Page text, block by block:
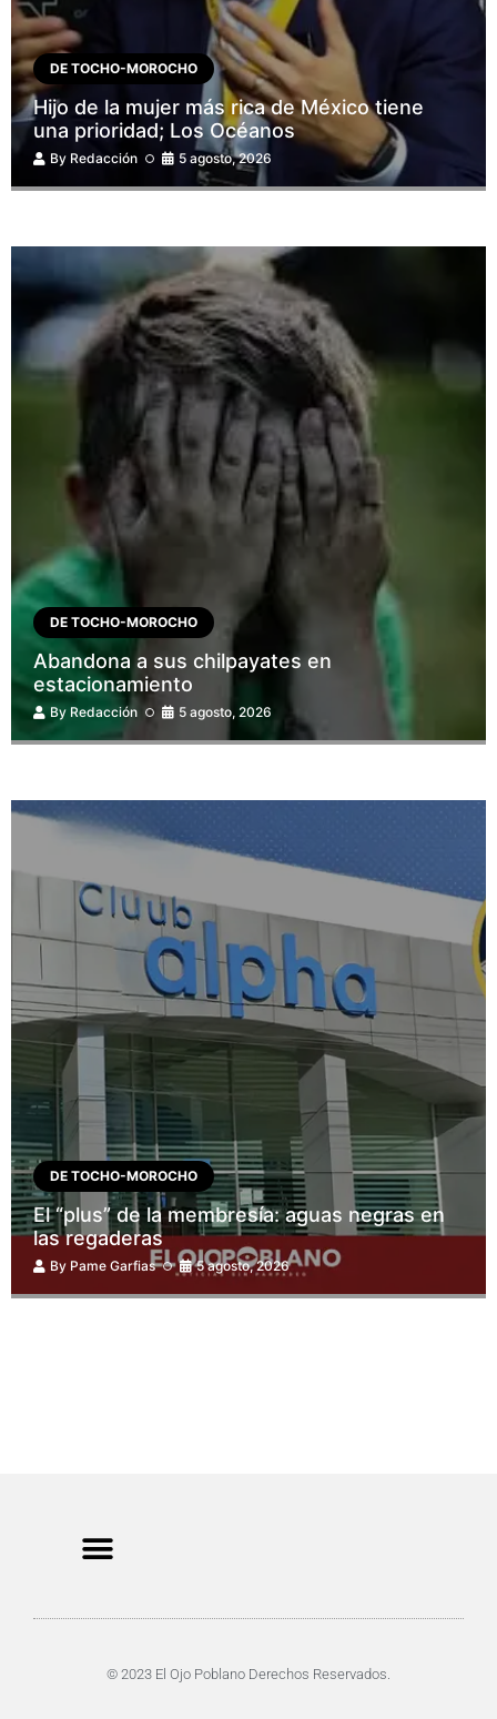
DE TOCHO-MOROCHO
Hijo de la mujer más rica de México tiene
una prioridad; Los Océanos
By Redacción 5 agosto, 2026
DE TOCHO-MOROCHO
Abandona a sus chilpayates en
estacionamiento
By Redacción 5 agosto, 2026
DE TOCHO-MOROCHO
El “plus” de la membresía: aguas negras en
las regaderas
By Pame Garfias 5 agosto, 2026
© 2023 El Ojo Poblano Derechos Reservados.